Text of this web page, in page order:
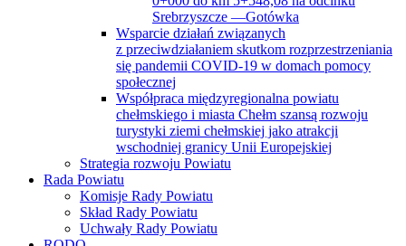
Srebrzyszcze —Gotówka
Wsparcie działań związanych
z przeciwdziałaniem skutkom rozprzestrzeniania
się pandemii COVID-19 w domach pomocy
społecznej
Współpraca międzyregionalna powiatu
chełmskiego i miasta Chełm szansą rozwoju
turystyki ziemi chełmskiej jako atrakcji
wschodniej granicy Unii Europejskiej
Strategia rozwoju Powiatu
Rada Powiatu
Komisje Rady Powiatu
Skład Rady Powiatu
Uchwały Rady Powiatu